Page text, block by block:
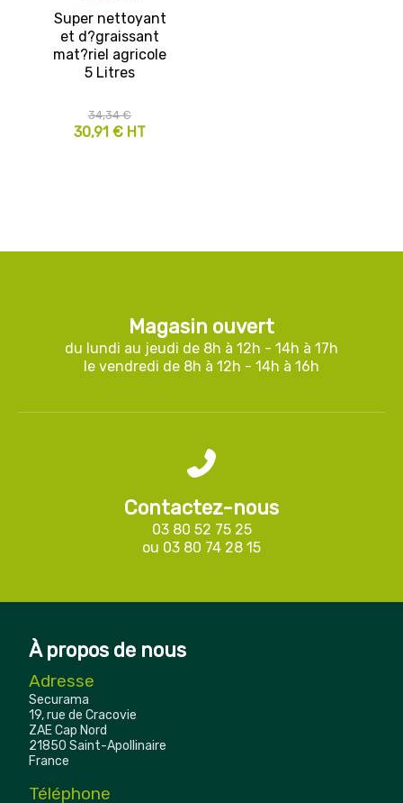
Super nettoyant
et d?graissant
mat?riel agricole
5 Litres
30,91 € HT
34,34 €
Magasin ouvert
du lundi au jeudi de 8h à 12h - 14h à 17h
le vendredi de 8h à 12h - 14h à 16h
Contactez-nous
03 80 52 75 25
ou 03 80 74 28 15
À propos de nous
Adresse
Securama
19, rue de Cracovie
ZAE Cap Nord
21850 Saint-Apollinaire
France
Téléphone